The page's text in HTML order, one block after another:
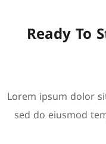
Lorem
sed do